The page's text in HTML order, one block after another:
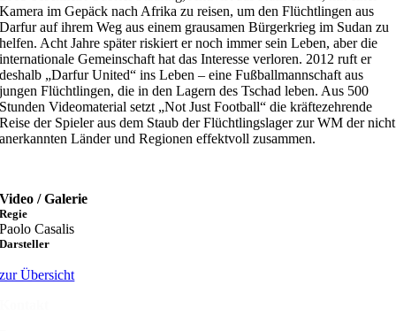
Kamera im Gepäck nach Afrika zu reisen, um den Flüchtlingen aus
Darfur auf ihrem Weg aus einem grausamen Bürgerkrieg im Sudan zu
helfen. Acht Jahre später riskiert er noch immer sein Leben, aber die
internationale Gemeinschaft hat das Interesse verloren. 2012 ruft er
deshalb „Darfur United“ ins Leben – eine Fußballmannschaft aus
jungen Flüchtlingen, die in den Lagern des Tschad leben. Aus 500
Stunden Videomaterial setzt „Not Just Football“ die kräftezehrende
Reise der Spieler aus dem Staub der Flüchtlingslager zur WM der nicht
anerkannten Länder und Regionen effektvoll zusammen.
Video / Galerie
Regie
Paolo Casalis
Darsteller
zur Übersicht